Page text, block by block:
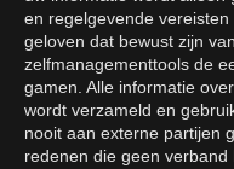
en regelgevende
geloven dat bewust zijn
zelfmanagementtools de
gamen. Alle informatie
wordt verzameld en
nooit aan externe partijen
redenen die geen